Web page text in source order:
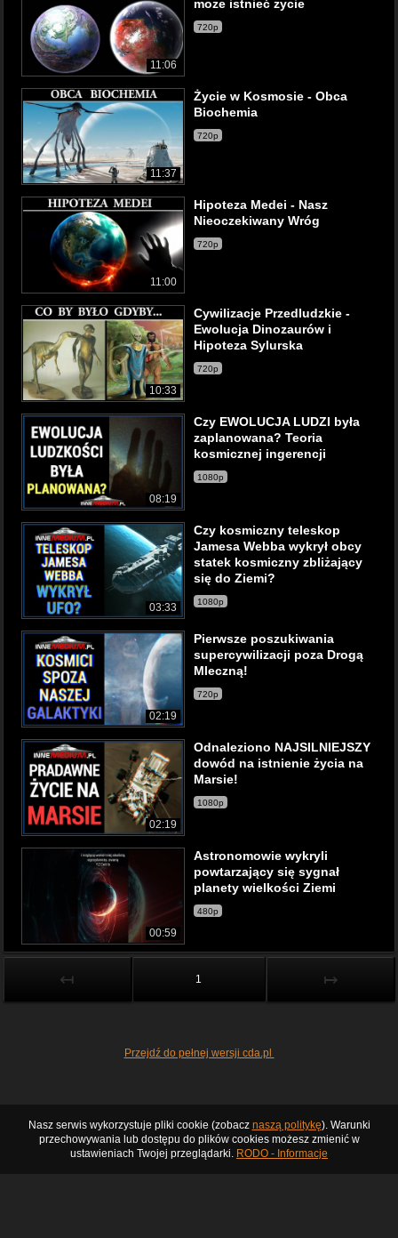
11:06
może istnieć życie
720p
11:37
Życie w Kosmosie - Obca
Biochemia
720p
11:00
Hipoteza Medei - Nasz
Nieoczekiwany Wróg
720p
10:33
Cywilizacje Przedludzkie -
Ewolucja Dinozaurów i
Hipoteza Sylurska
720p
08:19
Czy EWOLUCJA LUDZI była
zaplanowana? Teoria
kosmicznej ingerencji
1080p
03:33
Czy kosmiczny teleskop
Jamesa Webba wykrył obcy
statek kosmiczny zbliżający
się do Ziemi?
1080p
02:19
Pierwsze poszukiwania
supercywilizacji poza Drogą
Mleczną!
720p
02:19
Odnaleziono NAJSILNIEJSZY
dowód na istnienie życia na
Marsie!
1080p
00:59
Astronomowie wykryli
powtarzający się sygnał
planety wielkości Ziemi
480p
↤ 1 ↦
Przejdź do pełnej wersji cda.pl
Nasz serwis wykorzystuje pliki cookie (zobacz naszą politykę). Warunki
przechowywania lub dostępu do plików cookies możesz zmienić w
ustawieniach Twojej przeglądarki. RODO - Informacje